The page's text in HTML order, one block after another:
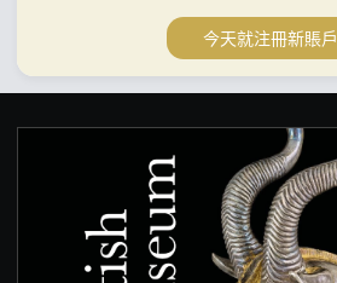
今天就注冊新賬戶